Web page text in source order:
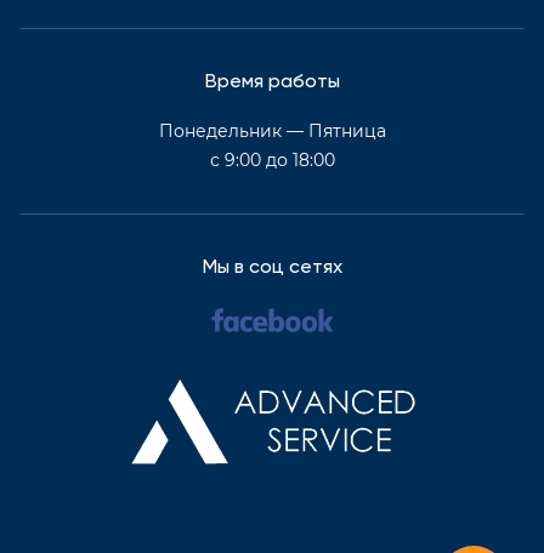
Время работы
Понедельник — Пятница
с 9:00 до 18:00
Мы в соц сетях